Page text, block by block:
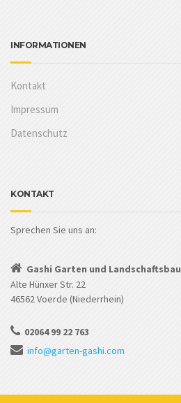
INFORMATIONEN
Kontakt
Impressum
Datenschutz
KONTAKT
Sprechen Sie uns an:
Gashi Garten und Landschaftsbau
Alte Hünxer Str. 22
46562 Voerde (Niederrhein)
02064 99 22 763
info@garten-gashi.com